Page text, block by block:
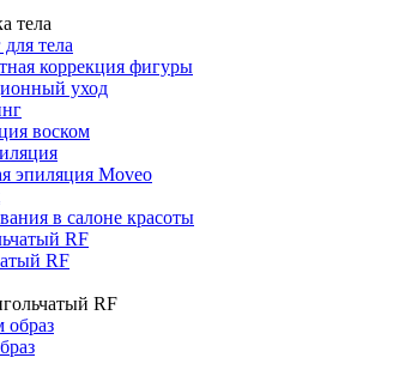
тела
тела
коррекция фигуры
уход
воском
эпиляция Moveo
в салоне красоты
RF
RF